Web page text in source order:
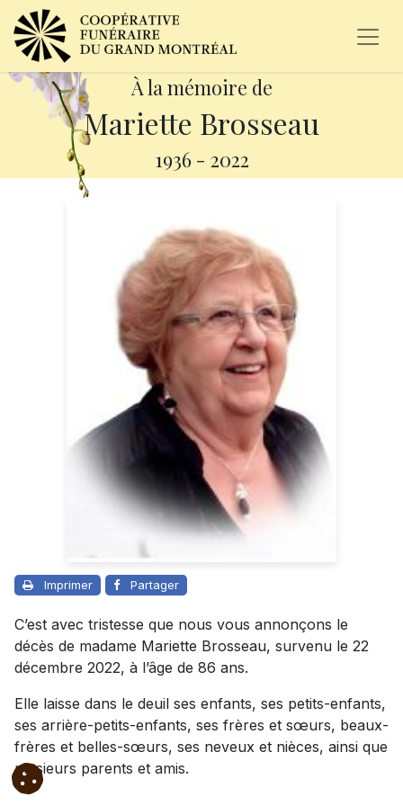
À la mémoire de
Mariette Brosseau
1936 - 2022
Imprimer Partager
C’est avec tristesse que nous vous annonçons le
décès de madame Mariette Brosseau, survenu le 22
décembre 2022, à l’âge de 86 ans.
Elle laisse dans le deuil ses enfants, ses petits-enfants,
ses arrière-petits-enfants, ses frères et sœurs, beaux-
frères et belles-sœurs, ses neveux et nièces, ainsi que
plusieurs parents et amis.